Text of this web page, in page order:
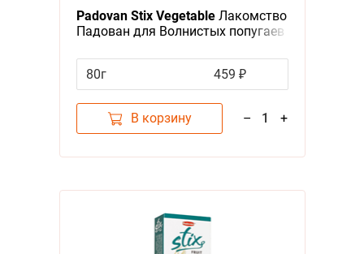
Padovan Stix VegetableЛакомство
Падован для Волнистых попугаев
80г
459 ₽
В корзину – 1 +